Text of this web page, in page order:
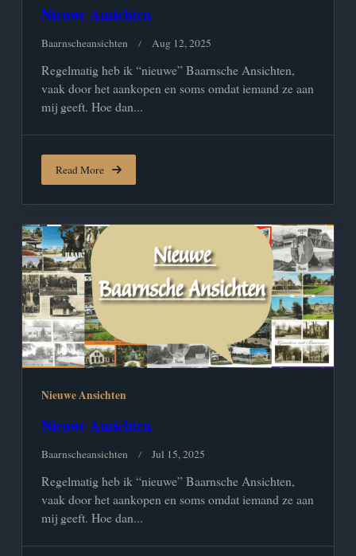
Nieuwe Ansichten
Baarnscheansichten Aug 12, 2025
Regelmatig heb ik “nieuwe” Baarnsche Ansichten,
vaak door het aankopen en soms omdat iemand ze aan
mij geeft. Hoe dan...
Read More
Nieuwe Ansichten
Nieuwe Ansichten
Baarnscheansichten Jul 15, 2025
Regelmatig heb ik “nieuwe” Baarnsche Ansichten,
vaak door het aankopen en soms omdat iemand ze aan
mij geeft. Hoe dan...